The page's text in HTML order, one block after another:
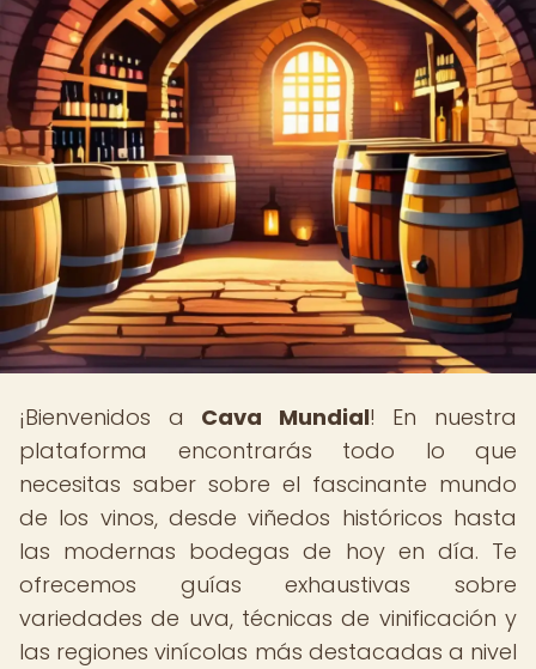
¡Bienvenidos a Cava Mundial! En nuestra
plataforma encontrarás todo lo que
necesitas saber sobre el fascinante mundo
de los vinos, desde viñedos históricos hasta
las modernas bodegas de hoy en día. Te
ofrecemos guías exhaustivas sobre
variedades de uva, técnicas de vinificación y
las regiones vinícolas más destacadas a nivel